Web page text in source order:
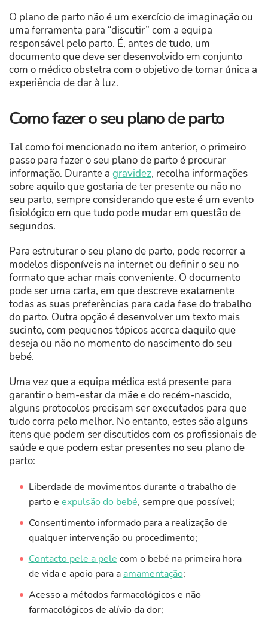
O plano de parto não é um exercício de imaginação ou
uma ferramenta para “discutir” com a equipa
responsável pelo parto. É, antes de tudo, um
documento que deve ser desenvolvido em conjunto
com o médico obstetra com o objetivo de tornar única a
experiência de dar à luz.
Como fazer o seu plano de parto
Tal como foi mencionado no item anterior, o primeiro
passo para fazer o seu plano de parto é procurar
informação. Durante a gravidez, recolha informações
sobre aquilo que gostaria de ter presente ou não no
seu parto, sempre considerando que este é um evento
fisiológico em que tudo pode mudar em questão de
segundos.
Para estruturar o seu plano de parto, pode recorrer a
modelos disponíveis na internet ou definir o seu no
formato que achar mais conveniente. O documento
pode ser uma carta, em que descreve exatamente
todas as suas preferências para cada fase do trabalho
do parto. Outra opção é desenvolver um texto mais
sucinto, com pequenos tópicos acerca daquilo que
deseja ou não no momento do nascimento do seu
bebé.
Uma vez que a equipa médica está presente para
garantir o bem-estar da mãe e do recém-nascido,
alguns protocolos precisam ser executados para que
tudo corra pelo melhor. No entanto, estes são alguns
itens que podem ser discutidos com os profissionais de
saúde e que podem estar presentes no seu plano de
parto:
Liberdade de movimentos durante o trabalho de
parto e expulsão do bebé, sempre que possível;
Consentimento informado para a realização de
qualquer intervenção ou procedimento;
Contacto pele a pele com o bebé na primeira hora
de vida e apoio para a amamentação;
Acesso a métodos farmacológicos e não
farmacológicos de alívio da dor;